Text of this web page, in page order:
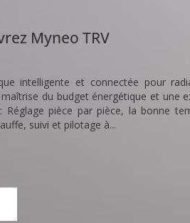
Myneo TRV
intelligente et connectée pour
du budget énergétique et une
Réglage pièce par pièce, la bonne
suivi et pilotage à...